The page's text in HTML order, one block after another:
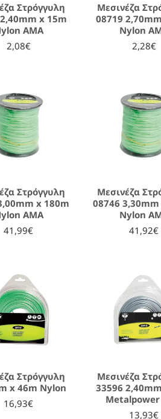
Στρόγγυλη
x 15m
AMA
2,08€
Μεσινέζα
08719
Nylon
2,28€
Στρόγγυλη
x 180m
AMA
41,99€
Μεσινέζα
08746
Nylon
41,92€
Στρόγγυλη
x 46m Nylon
16,93€
Μεσινέζα
33596
Metalpower
13,93€